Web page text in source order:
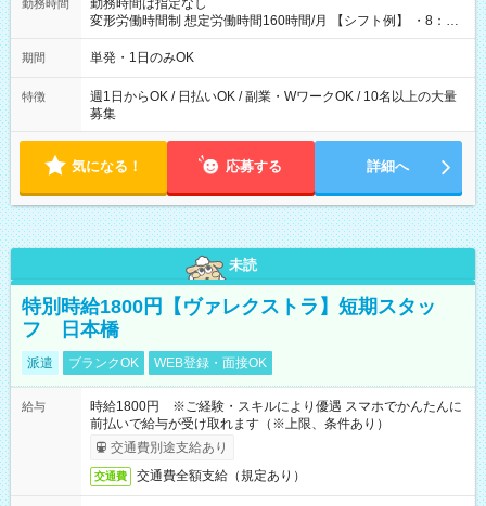
勤務時間
勤務時間は指定なし
変形労働時間制 想定労働時間160時間/月 【シフト例】 ・8：00
～21：00
期間 単発・1日のみOK
特徴
週1日からOK / 日払いOK / 副業・WワークOK / 10名以上の大量
募集
気になる！ 応募する 詳細へ
未読
特別時給1800円【ヴァレクストラ】短期スタッ
フ 日本橋
派遣 ブランクOK WEB登録・面接OK
給与
時給1800円 ※ご経験・スキルにより優遇 スマホでかんたんに
前払いで給与が受け取れます（※上限、条件あり）
交通費別途支給あり
交通費 交通費全額支給（規定あり）